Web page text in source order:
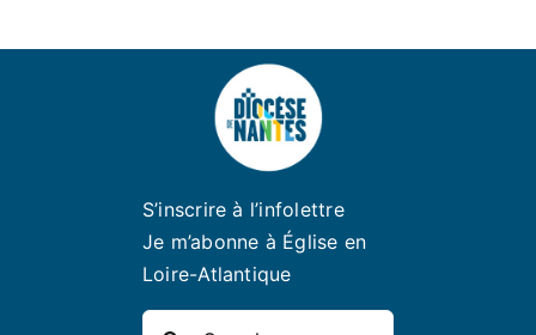
S’inscrire à l’infolettre
Je m’abonne à Église en
Loire-Atlantique